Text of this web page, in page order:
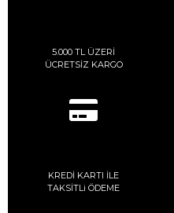
5.000 TL ÜZERİ
ÜCRETSİZ KARGO
KREDİ KARTI İLE
TAKSİTLi ÖDEME